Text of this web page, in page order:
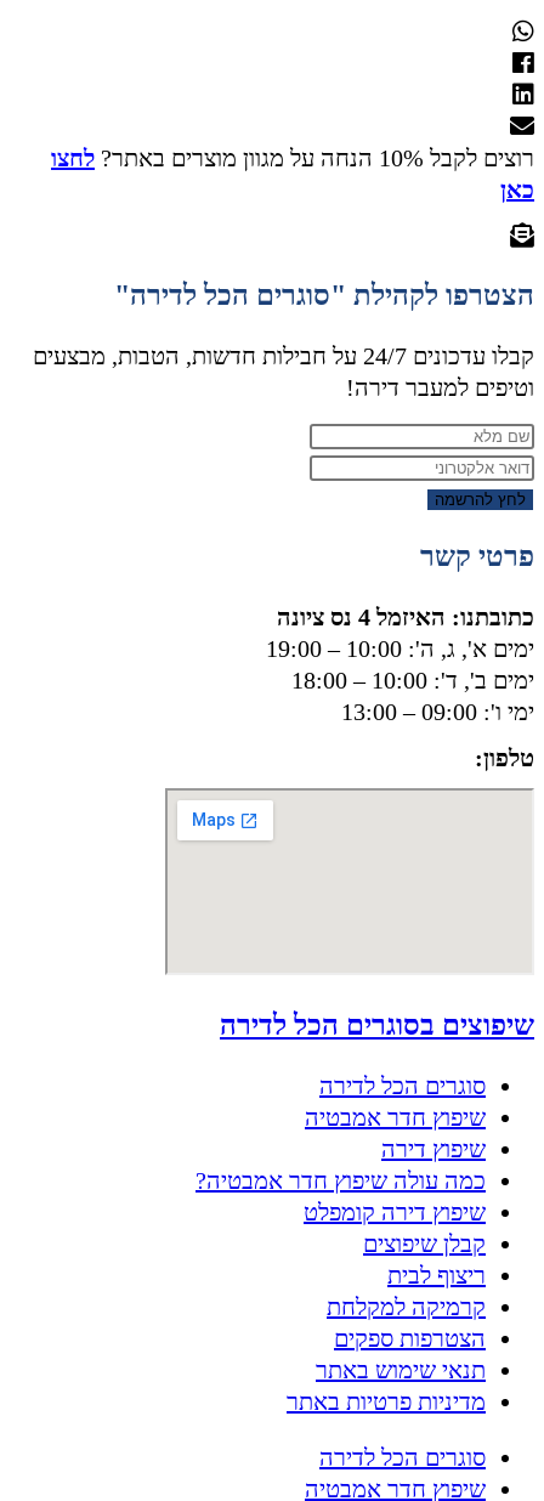
רוצים לקבל 10% הנחה על מגוון מוצרים באתר?
לחצו
כאן
הצטרפו לקהילת "סוגרים הכל לדירה"
קבלו עדכונים 24/7 על חבילות חדשות, הטבות, מבצעים
וטיפים למעבר דירה!
לחץ להרשמה
פרטי קשר
כתובתנו: האיזמל 4 נס ציונה
ימים א', ג, ה': 10:00 – 19:00
ימים ב', ד': 10:00 – 18:00
ימי ו': 09:00 – 13:00
טלפון:
שיפוצים בסוגרים הכל לדירה
סוגרים הכל לדירה
שיפוץ חדר אמבטיה
שיפוץ דירה
כמה עולה שיפוץ חדר אמבטיה?
שיפוץ דירה קומפלט
קבלן שיפוצים
ריצוף לבית
קרמיקה למקלחת
הצטרפות ספקים
תנאי שימוש באתר
מדיניות פרטיות באתר
סוגרים הכל לדירה
שיפוץ חדר אמבטיה